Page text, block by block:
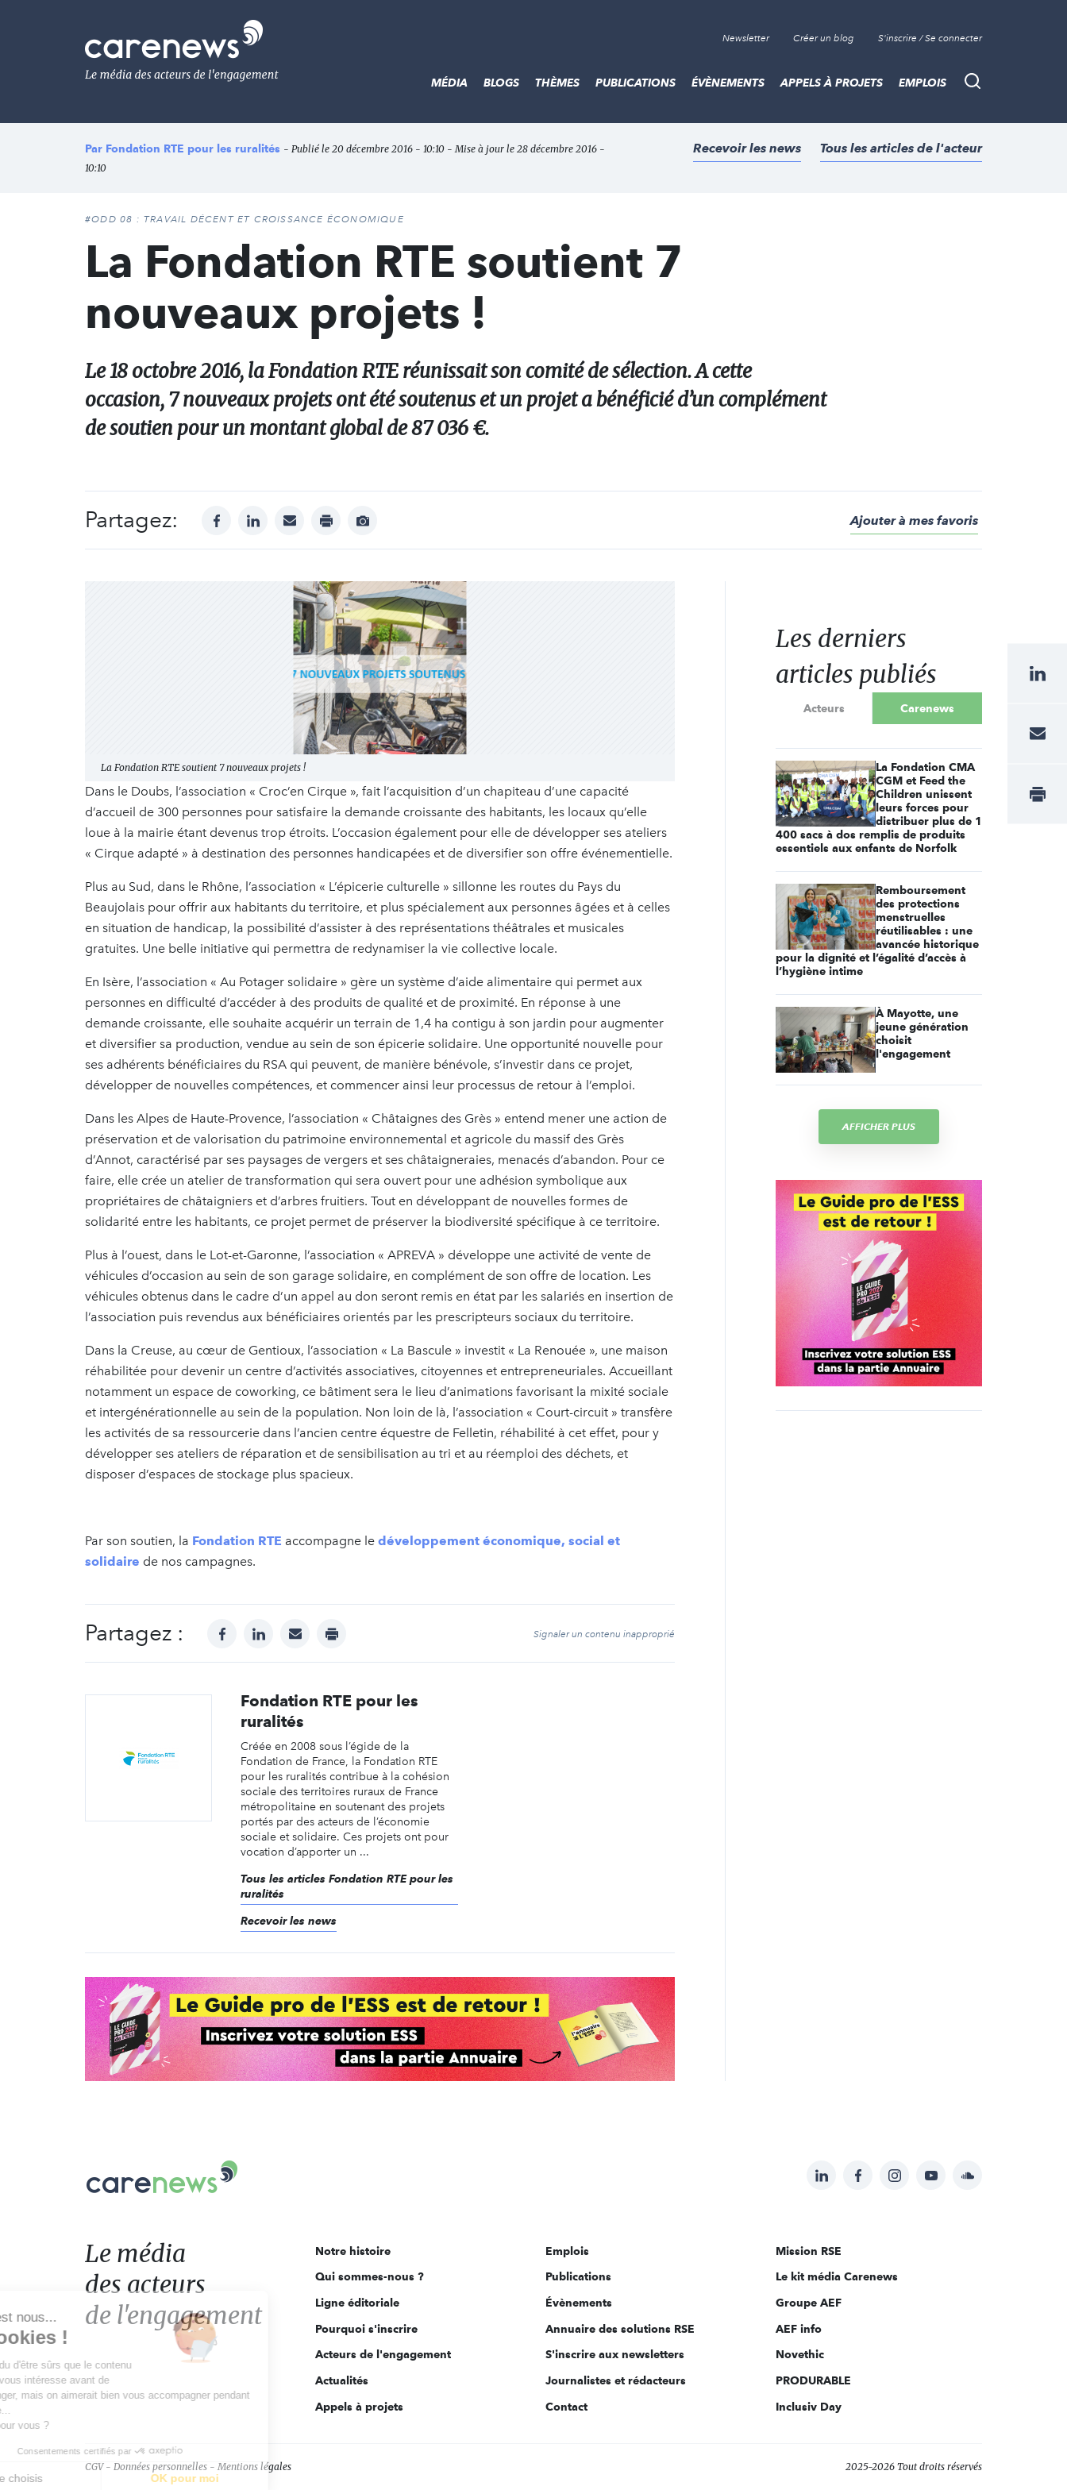
Le
média
de
l'engagement
Newsletter Créer un blog S'inscrire / Se connecter
Recherche
MÉDIA BLOGS THÈMES PUBLICATIONS ÉVÈNEMENTS APPELS À PROJETS EMPLOIS
Par Fondation RTE pour les ruralités - Publié le 20 décembre 2016 - 10:10 - Mise à jour le 28 décembre 2016 -
10:10
Recevoir les news Tous les articles de l'acteur
#ODD 08 : TRAVAIL DÉCENT ET CROISSANCE ÉCONOMIQUE
La Fondation RTE soutient 7
nouveaux projets !
Le 18 octobre 2016, la Fondation RTE réunissait son comité de sélection. A cette
occasion, 7 nouveaux projets ont été soutenus et un projet a bénéficié d’un complément
de soutien pour un montant global de 87 036 €.
Partagez: facebooklinkedinmail print
Afficher
Ajouter à mes favoris
La Fondation RTE soutient 7 nouveaux projets !
Dans le Doubs, l’association « Croc’en Cirque », fait l’acquisition d’un chapiteau d’une capacité
d’accueil de 300 personnes pour satisfaire la demande croissante des habitants, les locaux qu’elle
loue à la mairie étant devenus trop étroits. L’occasion également pour elle de développer ses ateliers
« Cirque adapté » à destination des personnes handicapées et de diversifier son offre événementielle.
Plus au Sud, dans le Rhône, l’association « L’épicerie culturelle » sillonne les routes du Pays du
Beaujolais pour offrir aux habitants du territoire, et plus spécialement aux personnes âgées et à celles
en situation de handicap, la possibilité d’assister à des représentations théâtrales et musicales
gratuites. Une belle initiative qui permettra de redynamiser la vie collective locale.
En Isère, l’association « Au Potager solidaire » gère un système d’aide alimentaire qui permet aux
personnes en difficulté d’accéder à des produits de qualité et de proximité. En réponse à une
demande croissante, elle souhaite acquérir un terrain de 1,4 ha contigu à son jardin pour augmenter
et diversifier sa production, vendue au sein de son épicerie solidaire. Une opportunité nouvelle pour
ses adhérents bénéficiaires du RSA qui peuvent, de manière bénévole, s’investir dans ce projet,
développer de nouvelles compétences, et commencer ainsi leur processus de retour à l’emploi.
Dans les Alpes de Haute-Provence, l’association « Châtaignes des Grès » entend mener une action de
préservation et de valorisation du patrimoine environnemental et agricole du massif des Grès
d’Annot, caractérisé par ses paysages de vergers et ses châtaigneraies, menacés d’abandon. Pour ce
faire, elle crée un atelier de transformation qui sera ouvert pour une adhésion symbolique aux
propriétaires de châtaigniers et d’arbres fruitiers. Tout en développant de nouvelles formes de
solidarité entre les habitants, ce projet permet de préserver la biodiversité spécifique à ce territoire.
Plus à l’ouest, dans le Lot-et-Garonne, l’association « APREVA » développe une activité de vente de
véhicules d’occasion au sein de son garage solidaire, en complément de son offre de location. Les
véhicules obtenus dans le cadre d’un appel au don seront remis en état par les salariés en insertion de
l’association puis revendus aux bénéficiaires orientés par les prescripteurs sociaux du territoire.
Dans la Creuse, au cœur de Gentioux, l’association « La Bascule » investit « La Renouée », une maison
réhabilitée pour devenir un centre d’activités associatives, citoyennes et entrepreneuriales. Accueillant
notamment un espace de coworking, ce bâtiment sera le lieu d’animations favorisant la mixité sociale
et intergénérationnelle au sein de la population. Non loin de là, l’association « Court-circuit » transfère
les activités de sa ressourcerie dans l’ancien centre équestre de Felletin, réhabilité à cet effet, pour y
développer ses ateliers de réparation et de sensibilisation au tri et au réemploi des déchets, et
disposer d’espaces de stockage plus spacieux.
Par son soutien, la Fondation RTE accompagne le développement économique, social et
solidaire de nos campagnes.
Partagez : facebooklinkedinmail print Signaler un contenu inapproprié
Fondation RTE pour les
ruralités
Créée en 2008 sous l’égide de la
Fondation de France, la Fondation RTE
pour les ruralités contribue à la cohésion
sociale des territoires ruraux de France
métropolitaine en soutenant des projets
portés par des acteurs de l’économie
sociale et solidaire. Ces projets ont pour
vocation d’apporter un ...
Tous les articles Fondation RTE pour les
ruralités
Recevoir les news
Les derniers
articles publiés
Acteurs Carenews
La Fondation CMA
CGM et Feed the
Children unissent
leurs forces pour
distribuer plus de 1
400 sacs à dos remplis de produits
essentiels aux enfants de Norfolk
Remboursement
des protections
menstruelles
réutilisables : une
avancée historique
pour la dignité et l’égalité d’accès à
l’hygiène intime
À Mayotte, une
jeune génération
choisit
l'engagement
AFFICHER PLUS
Suivez-
sur:
LinkedInFacebookInstagramYouTubeSoundcloud
Le
acteurs
de
l'engagement
Le média
des acteurs
de l'engagement
Notre histoire
Qui sommes-nous ?
Ligne éditoriale
Pourquoi s'inscrire
Acteurs de l'engagement
Actualités
Appels à projets
Emplois
Publications
Évènements
Annuaire des solutions RSE
S'inscrire aux newsletters
Journalistes et rédacteurs
Contact
Mission RSE
Le kit média Carenews
Groupe AEF
AEF info
Novethic
PRODURABLE
Inclusiv Day
CGV Données personnelles Mentions légales 2025-2026 Tout droits réservés
Salut c'est nous...
les Cookies !
On a attendu d'être sûrs que le contenu
de ce site vous intéresse avant de
vous déranger, mais on aimerait bien vous accompagner pendant
C'est OK pour vous ?
Consentements certifiés par